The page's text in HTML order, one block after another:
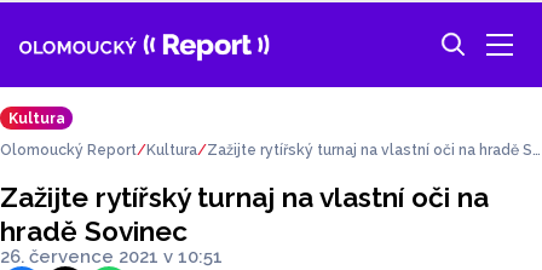
Kultura
Olomoucký Report
Kultura
Zažijte rytířský turnaj na vlastní oči na hradě So
Zažijte rytířský turnaj na vlastní oči na
hradě Sovinec
26. července 2021 v 10:51